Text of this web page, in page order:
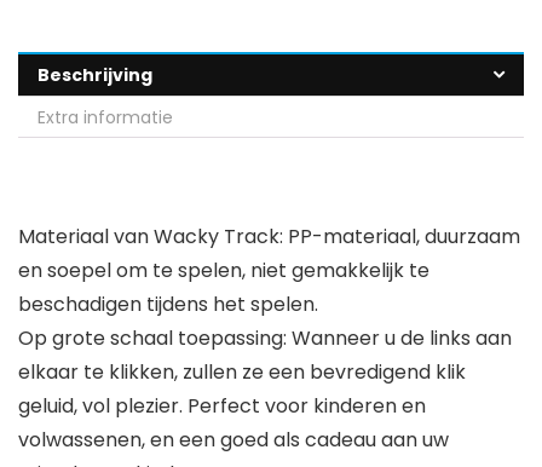
Beschrijving
Extra informatie
Materiaal van Wacky Track: PP-materiaal, duurzaam
en soepel om te spelen, niet gemakkelijk te
beschadigen tijdens het spelen.
Op grote schaal toepassing: Wanneer u de links aan
elkaar te klikken, zullen ze een bevredigend klik
geluid, vol plezier. Perfect voor kinderen en
volwassenen, en een goed als cadeau aan uw